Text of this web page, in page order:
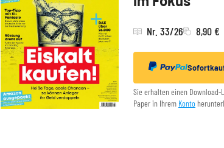
Nr. 33/26 8,90 €
Sie erhalten einen Download-
Paper in Ihrem Konto